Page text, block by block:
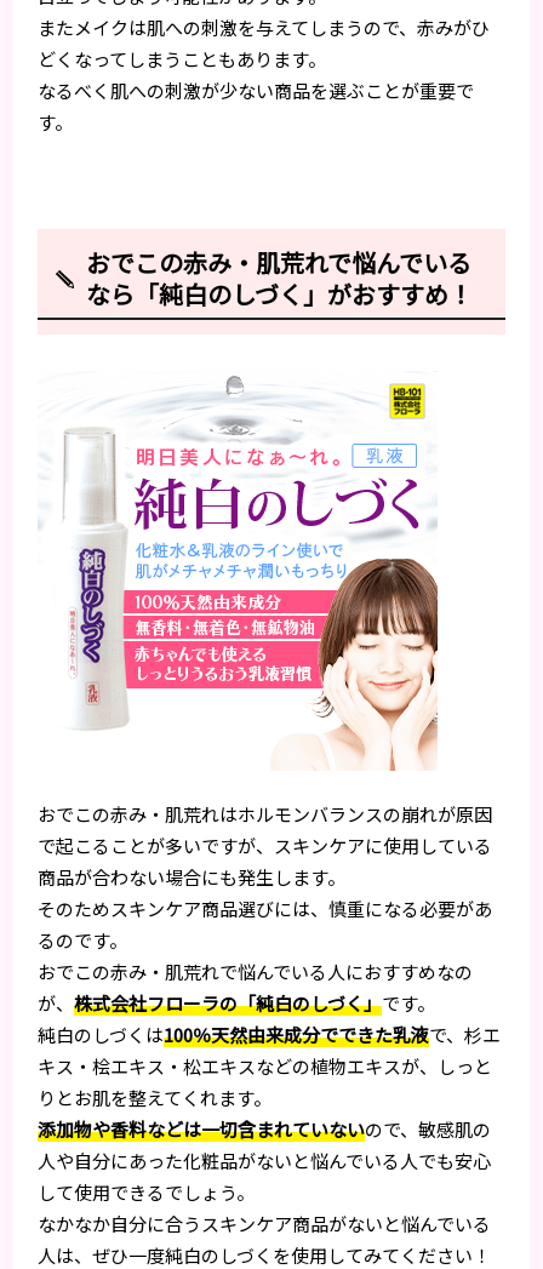
またメイクは肌への刺激を与えてしまうので、赤みがひ
どくなってしまうこともあります。
なるべく肌への刺激が少ない商品を選ぶことが重要で
す。
おでこの赤み・肌荒れで悩んでいる
なら「純白のしづく」がおすすめ！
おでこの赤み・肌荒れはホルモンバランスの崩れが原因
で起こることが多いですが、スキンケアに使用している
商品が合わない場合にも発生します。
そのためスキンケア商品選びには、慎重になる必要があ
るのです。
おでこの赤み・肌荒れで悩んでいる人におすすめなの
が、株式会社フローラの「純白のしづく」です。
純白のしづくは100％天然由来成分でできた乳液で、杉エ
キス・桧エキス・松エキスなどの植物エキスが、しっと
りとお肌を整えてくれます。
添加物や香料などは一切含まれていないので、敏感肌の
人や自分にあった化粧品がないと悩んでいる人でも安心
して使用できるでしょう。
なかなか自分に合うスキンケア商品がないと悩んでいる
人は、ぜひ一度純白のしづくを使用してみてください！